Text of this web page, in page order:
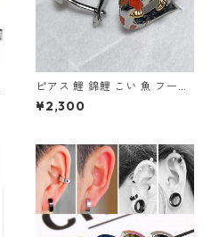
ピアス 鯉 錦鯉 こい 魚 フープ
ピアス シルバー カラフル アク
セサリー
¥2,300